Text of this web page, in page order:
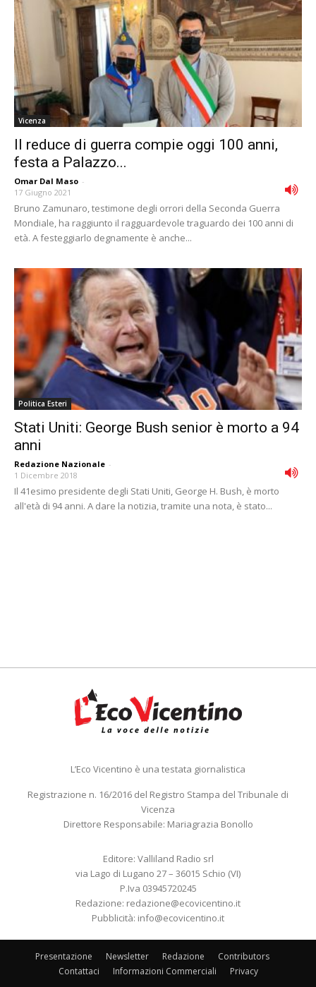
Vicenza
Il reduce di guerra compie oggi 100 anni,
festa a Palazzo...
Omar Dal Maso -
17 Giugno 2021
Bruno Zamunaro, testimone degli orrori della Seconda Guerra
Mondiale, ha raggiunto il ragguardevole traguardo dei 100 anni di
età. A festeggiarlo degnamente è anche...
Politica Esteri
Stati Uniti: George Bush senior è morto a 94
anni
Redazione Nazionale -
1 Dicembre 2018
Il 41esimo presidente degli Stati Uniti, George H. Bush, è morto
all'età di 94 anni. A dare la notizia, tramite una nota, è stato...
L’Eco Vicentino è una testata giornalistica
Registrazione n. 16/2016 del Registro Stampa del Tribunale di
Vicenza
Direttore Responsabile: Mariagrazia Bonollo
Editore: Valliland Radio srl
via Lago di Lugano 27 – 36015 Schio (VI)
P.Iva 03945720245
Redazione: redazione@ecovicentino.it
Pubblicità: info@ecovicentino.it
Presentazione Newsletter Redazione
Contributors
Contattaci
Informazioni Commerciali Privacy